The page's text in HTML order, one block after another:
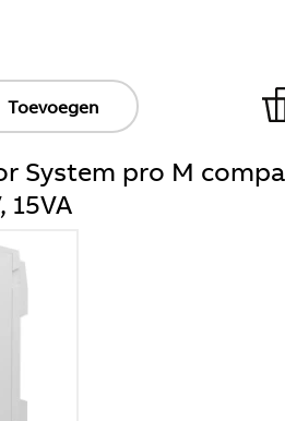
Toevoegen
System pro M
15VA